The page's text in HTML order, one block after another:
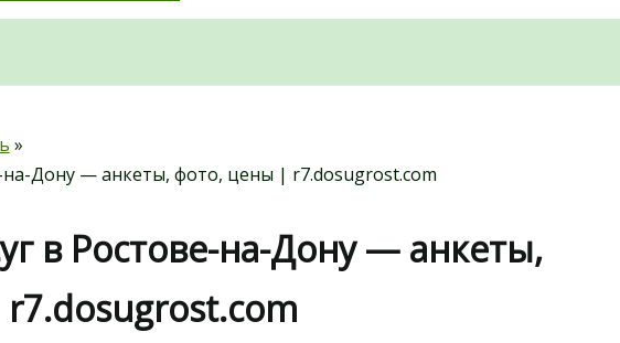
на-Дону — анкеты, фото, цены | r7.dosugrost.com
в Ростове-на-Дону — анкеты,